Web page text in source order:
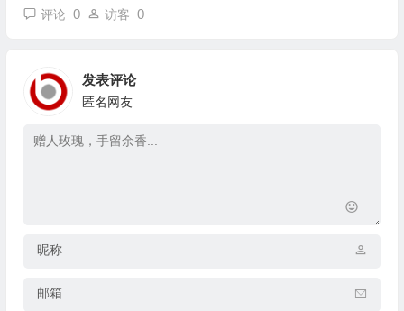
评论 0 访客 0
发表评论
匿名网友
昵称
邮箱